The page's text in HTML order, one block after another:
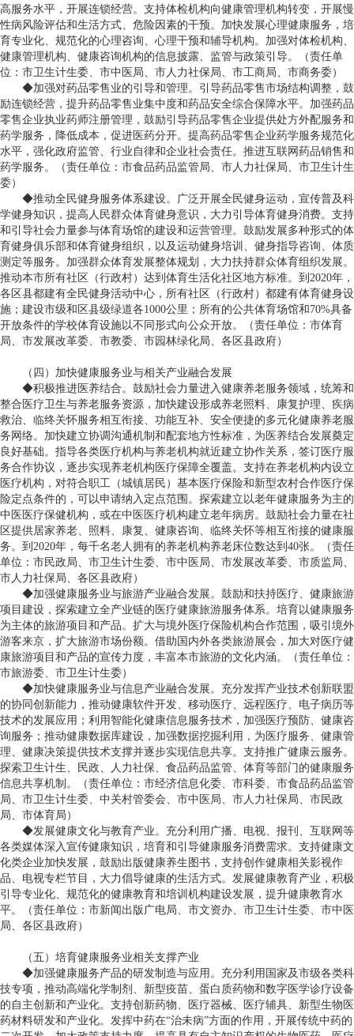
高服务水平，开展连锁经营。支持体检机构向健康管理机构转变，开展慢
性病风险评估和生活方式、危险因素的干预。加快发展心理健康服务，培
育专业化、规范化的心理咨询、心理干预和辅导机构。加强对体检机构、
健康管理机构、健康咨询机构的信息披露、监管与政策引导。（责任单
位：市卫生计生委、市中医局、市人力社保局、市工商局、市商务委）
◆加强对药品零售业的引导和管理。引导药品零售市场结构调整，鼓
励连锁经营，提升药品零售业集中度和药品安全综合保障水平。加强药品
零售企业执业药师注册管理，鼓励引导药品零售企业提供处方外配服务和
药学服务，降低成本，促进医药分开。提高药品零售企业药学服务规范化
水平，强化政府监管、行业自律和企业社会责任。推进互联网药品销售和
药学服务。（责任单位：市食品药品监管局、市人力社保局、市卫生计生
委）
◆推动全民健身服务体系建设。广泛开展全民健身运动，宣传普及科
学健身知识，提高人民群众体育健身意识，大力引导体育健身消费。支持
和引导社会力量参与体育场馆的建设和运营管理。鼓励发展多种形式的体
育健身俱乐部和体育健身组织，以及运动健身培训、健身指导咨询、体质
测定等服务。加强群众体育发展整体规划，大力扶持群众体育组织发展。
推动本市所有社区（行政村）达到体育生活化社区地方标准。到 2020年，
各区县都建有全民健身活动中心，所有社区（行政村）都建有体育健身设
施；建设市级和区县级绿道各1000公里；所有的公共体育场馆和 70%具备
开放条件的学校体育设施以不同形式向公众开放。（责任单位：市体育
局、市发展改革委、市教委、市园林绿化局、各区县政府）
（四）加快健康服务业与相关产业融合发展
◆积极推进医养结合。鼓励社会力量进入健康养老服务领域，统筹和
整合医疗卫生与养老服务资源，加快建设形成养老照料、康复护理、疾病
救治、临终关怀服务相互衔接、功能互补、安全便捷的多元化健康养老服
务网络。加快建立协调沟通机制和配套地方性标准，为医养结合发展奠定
良好基础。指导各类医疗机构与养老机构就近建立协作关系，签订医疗服
务合作协议，逐步实现养老机构医疗保障全覆盖。支持在养老机构内设立
医疗机构，对符合职工（城镇居民）基本医疗保险和新型农村合作医疗保
险定点条件的，可以申请纳入定点范围。探索建立以老年健康服务为主的
中医医疗保健机构，或在中医医疗机构建立老年病房。鼓励社会力量在社
区提供居家养老、照料、康复、健康咨询、临终关怀等相互衔接的健康服
务。到 2020年，每千名老人拥有的养老机构养老床位数达到 40张。（责任
单位：市民政局、市卫生计生委、市中医局、市发展改革委、市质监局、
市人力社保局、各区县政府）
◆加强健康服务业与旅游产业融合发展。鼓励和扶持医疗、健康旅游
项目建设，探索建立全产业链的医疗健康旅游服务体系。培育以健康服务
为主体的旅游项目和产品。扩大与境外医疗保险机构合作范围，吸引境外
游客来京，扩大旅游市场份额。借助国内外各类旅游展会，加大对医疗健
康旅游项目和产品的宣传力度，丰富本市旅游的文化内涵。（责任单位：
市旅游委、市卫生计生委）
◆加快健康服务业与信息产业融合发展。充分发挥产业技术创新联盟
的协同创新能力，推动健康软件开发、移动医疗、远程医疗、电子病历等
技术的发展应用；利用智能化健康信息服务技术，加强医疗预防、健康咨
询服务；推动健康数据库建设，加强数据挖掘利用，为医疗服务、健康管
理、健康决策提供技术支撑并逐步实现信息共享。支持推广健康云服务。
探索卫生计生、民政、人力社保、食品药品监管、体育等部门的健康服务
信息共享机制。（责任单位：市经济信息化委、市科委、市食品药品监管
局、市卫生计生委、中关村管委会、市中医局、市人力社保局、市民政
局、市体育局）
◆发展健康文化与教育产业。充分利用广播、电视、报刊、互联网等
各类媒体深入宣传健康知识，培育和引导健康服务消费需求。支持健康文
化类企业加快发展，鼓励出版健康养生图书，支持创作健康相关影视作
品、电视专栏节目，大力倡导健康的生活方式。发展健康教育产业，积极
引导专业化、规范化的健康教育和培训机构建设发展，提升健康教育水
平。（责任单位：市新闻出版广电局、市文资办、市卫生计生委、市中医
局、各区县政府）
（五）培育健康服务业相关支撑产业
◆加强健康服务产品的研发制造与应用。充分利用国家及市级各类科
技专项，推动高端化学制剂、新型疫苗、蛋白质药物和数字医学诊疗设备
的自主创新和产业化。支持创新药物、医疗器械、医疗辅具、新型生物医
药材料研发和产业化。发挥中药在“治未病”方面的作用，开展传统中药的